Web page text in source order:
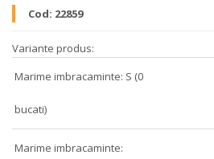
Cod: 22859
Variante produs:
Marime imbracaminte: S (0
bucati)
Marime imbracaminte: